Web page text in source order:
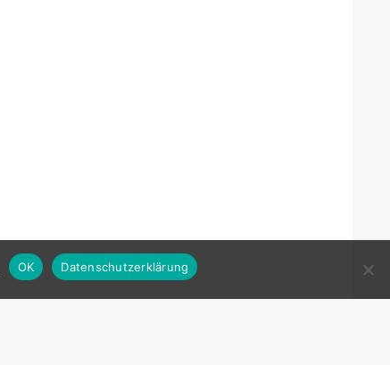
OK Datenschutzerklärung